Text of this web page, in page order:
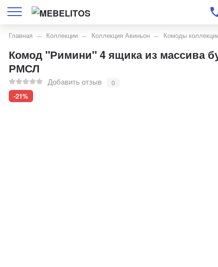
Главная Коллекции Коллекция Авиньон Комоды
Комод "Римини" 4 ящика из массива
РМСЛ
Добавить отзыв
0
-21%